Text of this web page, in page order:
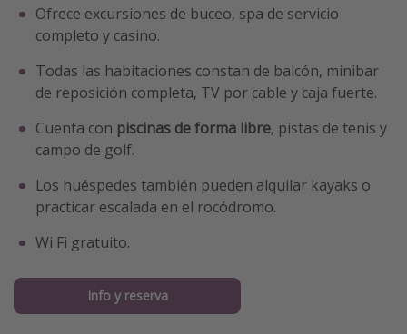
Ofrece excursiones de buceo, spa de servicio
completo y casino.
Todas las habitaciones constan de balcón, minibar
de reposición completa, TV por cable y caja fuerte.
Cuenta con piscinas de forma libre, pistas de tenis y
campo de golf.
Los huéspedes también pueden alquilar kayaks o
practicar escalada en el rocódromo.
Wi Fi gratuito.
Info y reserva